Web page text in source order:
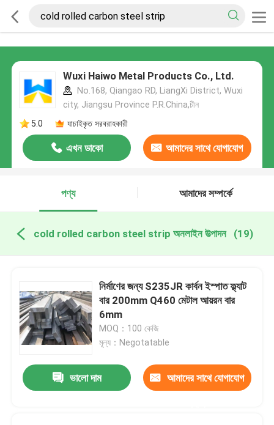
Wuxi Haiwo Metal Products Co., Ltd.
No.168, Qiangao RD, LiangXi District, Wuxi
city, Jiangsu Province P.R.China,চীন
5.0
যাচাইকৃত সরবরাহকারী
এখন ডাকো আমাদের সাথে যোগাযোগ
পণ্য
আমাদের সম্পর্কে
cold rolled carbon steel strip অনলাইন উত্পাদন (19)
নির্মাণের জন্য S235JR কার্বন ইস্পাত ফ্ল্যাট
বার 200mm Q460 মেটাল আয়রন বার
6mm
MOQ：100 কেজি
মূল্য：Negotatable
ভালো দাম আমাদের সাথে যোগাযোগ